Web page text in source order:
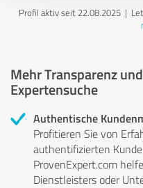
Profil aktiv seit 22.08.2025 |
Mehr Transparenz
Expertensuche
Authentische
Profitieren Sie von
authentifizierten
ProvenExpert.com
Dienstleisters oder